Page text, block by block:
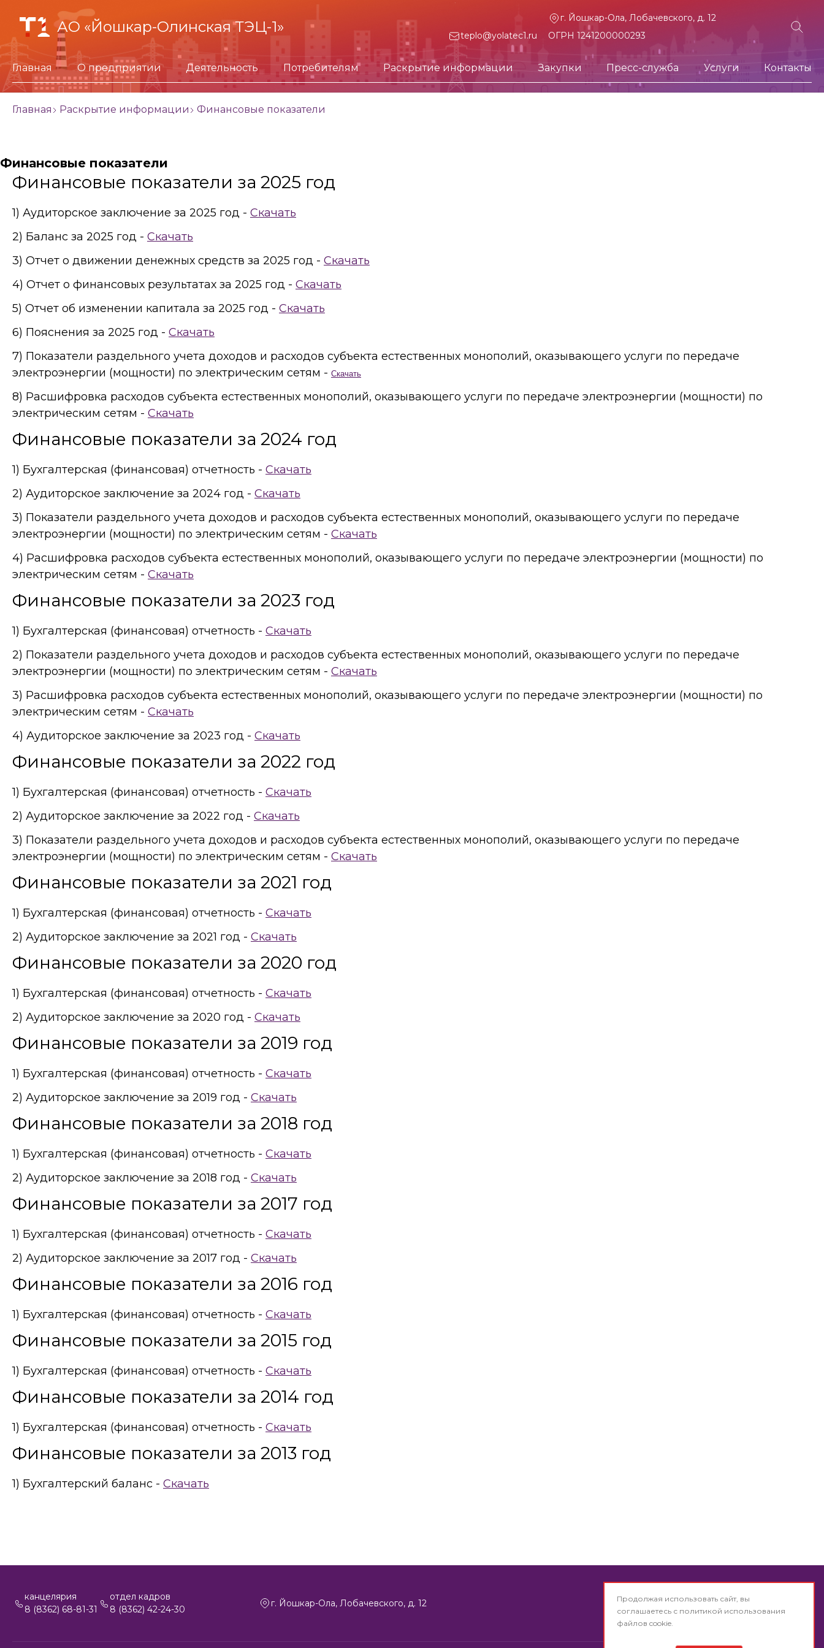
АО «Йошкар-Олинская ТЭЦ-1»
г. Йошкар-Ола, Лобачевского, д. 12
teplo@yolatec1.ru
ОГРН 1241200000293
Главная О предприятии Деятельность Потребителям Раскрытие информации Закупки Пресс-служба Услуги Контакты
Главная Раскрытие информации Финансовые показатели
Финансовые показатели
Финансовые показатели за 2025 год
1) Аудиторское заключение за 2025 год - Скачать
2) Баланс за 2025 год - Скачать
3) Отчет о движении денежных средств за 2025 год - Скачать
4) Отчет о финансовых результатах за 2025 год - Скачать
5) Отчет об изменении капитала за 2025 год - Скачать
6) Пояснения за 2025 год - Скачать
7) Показатели раздельного учета доходов и расходов субъекта естественных монополий, оказывающего услуги по передаче
электроэнергии (мощности) по электрическим сетям - Скачать
8) Расшифровка расходов субъекта естественных монополий, оказывающего услуги по передаче электроэнергии (мощности) по
электрическим сетям - Скачать
Финансовые показатели за 2024 год
1) Бухгалтерская (финансовая) отчетность - Скачать
2) Аудиторское заключение за 2024 год - Скачать
3) Показатели раздельного учета доходов и расходов субъекта естественных монополий, оказывающего услуги по передаче
электроэнергии (мощности) по электрическим сетям - Скачать
4) Расшифровка расходов субъекта естественных монополий, оказывающего услуги по передаче электроэнергии (мощности) по
электрическим сетям - Скачать
Финансовые показатели за 2023 год
1) Бухгалтерская (финансовая) отчетность - Скачать
2) Показатели раздельного учета доходов и расходов субъекта естественных монополий, оказывающего услуги по передаче
электроэнергии (мощности) по электрическим сетям - Скачать
3) Расшифровка расходов субъекта естественных монополий, оказывающего услуги по передаче электроэнергии (мощности) по
электрическим сетям - Скачать
4) Аудиторское заключение за 2023 год - Скачать
Финансовые показатели за 2022 год
1) Бухгалтерская (финансовая) отчетность - Скачать
2) Аудиторское заключение за 2022 год - Скачать
3) Показатели раздельного учета доходов и расходов субъекта естественных монополий, оказывающего услуги по передаче
электроэнергии (мощности) по электрическим сетям - Скачать
Финансовые показатели за 2021 год
1) Бухгалтерская (финансовая) отчетность - Скачать
2) Аудиторское заключение за 2021 год - Скачать
Финансовые показатели за 2020 год
1) Бухгалтерская (финансовая) отчетность - Скачать
2) Аудиторское заключение за 2020 год - Скачать
Финансовые показатели за 2019 год
1) Бухгалтерская (финансовая) отчетность - Скачать
2) Аудиторское заключение за 2019 год - Скачать
Финансовые показатели за 2018 год
1) Бухгалтерская (финансовая) отчетность - Скачать
2) Аудиторское заключение за 2018 год - Скачать
Финансовые показатели за 2017 год
1) Бухгалтерская (финансовая) отчетность - Скачать
2) Аудиторское заключение за 2017 год - Скачать
Финансовые показатели за 2016 год
1) Бухгалтерская (финансовая) отчетность - Скачать
Финансовые показатели за 2015 год
1) Бухгалтерская (финансовая) отчетность - Скачать
Финансовые показатели за 2014 год
1) Бухгалтерская (финансовая) отчетность - Скачать
Финансовые показатели за 2013 год
1) Бухгалтерский баланс - Скачать
канцелярия
8 (8362) 68-81-31
отдел кадров
8 (8362) 42-24-30
г. Йошкар-Ола, Лобачевского, д. 12 Обратная связь
Продолжая использовать сайт, вы
соглашаетесь с политикой использования
файлов cookie.